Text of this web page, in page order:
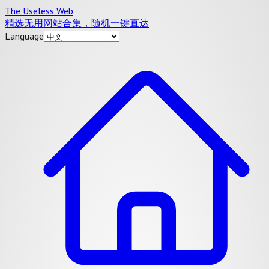
The Useless Web
精选无用网站合集，随机一键直达
Language